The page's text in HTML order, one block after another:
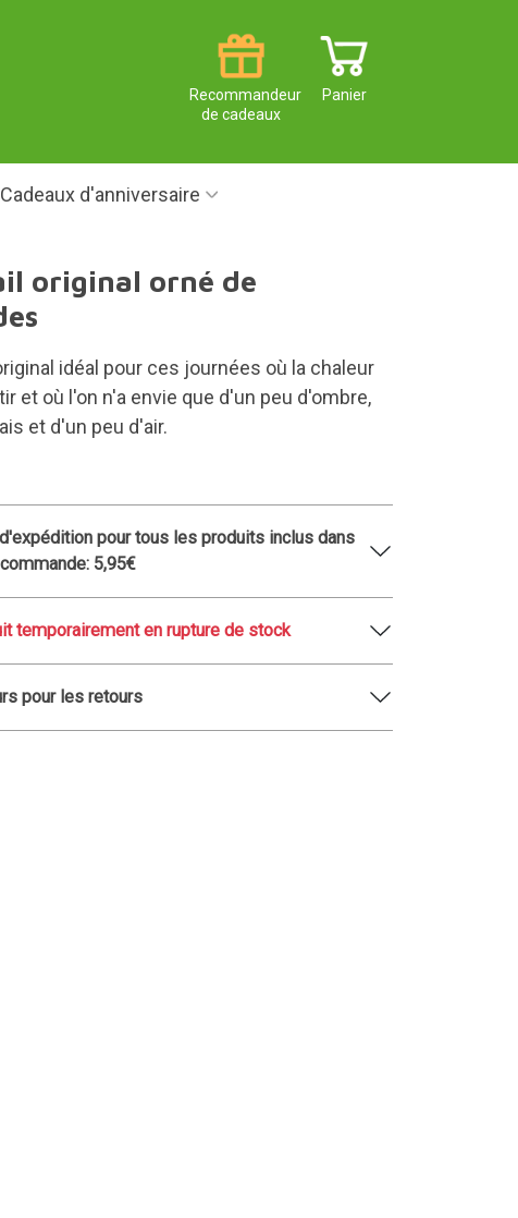
Panier
Recommandeur
de cadeaux
Cadeaux d'anniversaire
original orné de
idéal pour ces journées où la chaleur
et où l'on n'a envie que d'un peu d'ombre,
et d'un peu d'air.
pour tous les produits inclus dans
5,95€
temporairement en rupture de stock
pour les retours